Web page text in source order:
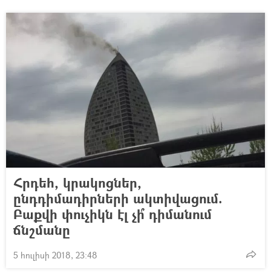
Հրդեհ, կրակոցներ,
ընդդիմադիրների ակտիվացում.
Բաքվի փուչիկն էլ չի՞ դիմանում
ճնշմանը
5 հուլիսի 2018, 23:48